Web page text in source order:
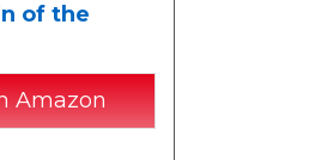
of the
Amazon